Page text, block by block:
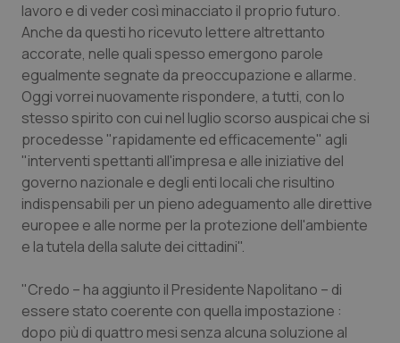
Liguria
Lombardia
Marche
Molise
Piemonte
Provincia Autonoma di Trento
Disturbi dell’umore
Dolore
Donna & Salute
Epatiti
HIV
Ipertensione & Scompenso
lavoro e di veder così minacciato il proprio futuro.
Anche da questi ho ricevuto lettere altrettanto
accorate, nelle quali spesso emergono parole
egualmente segnate da preoccupazione e allarme.
Oggi vorrei nuovamente rispondere, a tutti, con lo
stesso spirito con cui nel luglio scorso auspicai che si
procedesse "rapidamente ed efficacemente" agli
"interventi spettanti all'impresa e alle iniziative del
governo nazionale e degli enti locali che risultino
indispensabili per un pieno adeguamento alle direttive
europee e alle norme per la protezione dell'ambiente
e la tutela della salute dei cittadini".
"Credo – ha aggiunto il Presidente Napolitano – di
essere stato coerente con quella impostazione :
dopo più di quattro mesi senza alcuna soluzione al